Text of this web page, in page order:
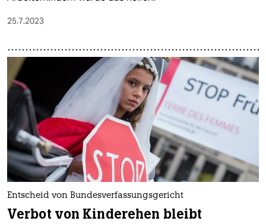
25.7.2023
Entscheid von Bundesverfassungsgericht
Verbot von Kinderehen bleibt